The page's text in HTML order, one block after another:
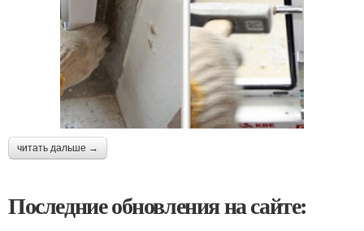
читать дальше →
Последние обновления на сайте: